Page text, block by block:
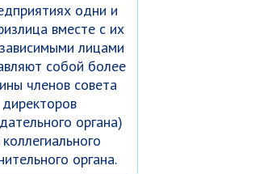
одни и
вместе с их
лицами
собой более
членов совета
директоров
органа)
органа.